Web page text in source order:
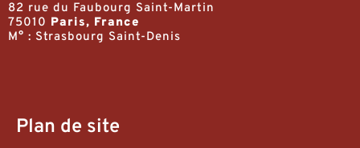
82 rue du Faubourg Saint-Martin
75010 Paris, France
M° : Strasbourg Saint-Denis
Plan de site